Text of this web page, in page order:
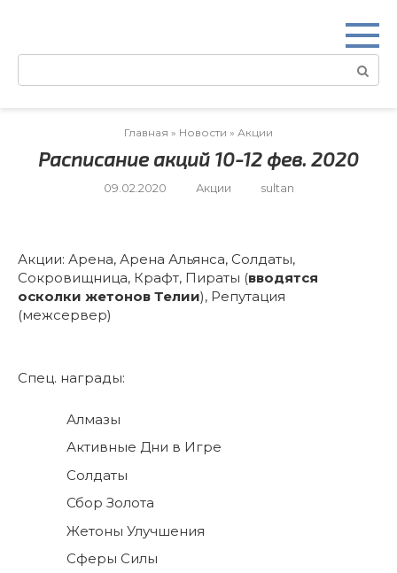
Поиск:
Главная » Новости » Акции
Расписание акций 10-12 фев. 2020
09.02.2020 Акции sultan
Акции: Арена, Арена Альянса, Солдаты,
Сокровищница, Крафт, Пираты (вводятся
осколки жетонов Телии), Репутация
(межсервер)
Спец. награды:
Алмазы
Активные Дни в Игре
Солдаты
Сбор Золота
Жетоны Улучшения
Сферы Силы